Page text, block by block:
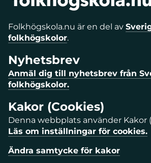
Folkhögskola.nu är en del av
folkhögskolor.
Nyhetsbrev
Anmäl dig till nyhetsbrev från
folkhögskolor.
Kakor (Cookies)
Denna webbplats använder Kakor
Läs om inställningar för cookies.
Ändra samtycke för kakor